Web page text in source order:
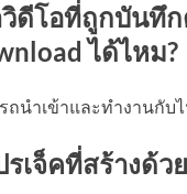
ดีโอที่ถูกบันทึก
ได้ไหม?
ถนำเข้าและทำงานกับ
เจ็คที่สร้างด้ว